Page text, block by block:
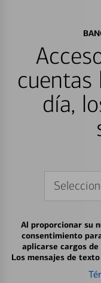
cuentas
día,
Al proporcionar su
consentimiento
aplicarse cargos
Los mensajes de